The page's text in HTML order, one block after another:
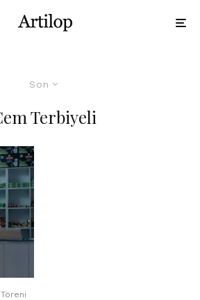
Son
Terbiyeli